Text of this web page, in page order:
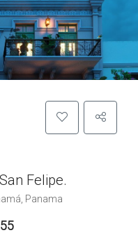
Felipe.
Panama